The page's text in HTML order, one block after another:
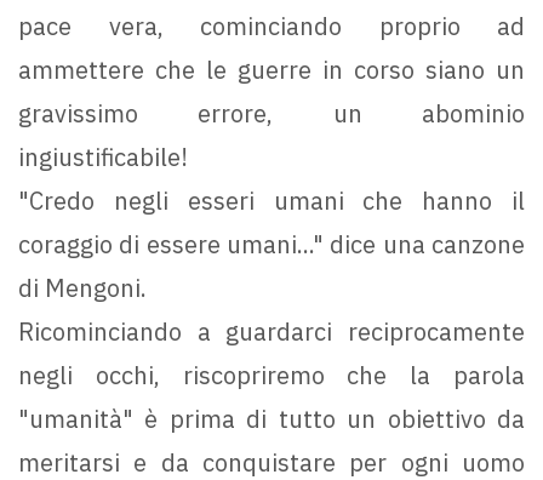
pace vera, cominciando proprio ad
ammettere che le guerre in corso siano un
gravissimo errore, un abominio
ingiustificabile!
"Credo negli esseri umani che hanno il
coraggio di essere umani..." dice una canzone
di Mengoni.
Ricominciando a guardarci reciprocamente
negli occhi, riscopriremo che la parola
"umanità" è prima di tutto un obiettivo da
meritarsi e da conquistare per ogni uomo